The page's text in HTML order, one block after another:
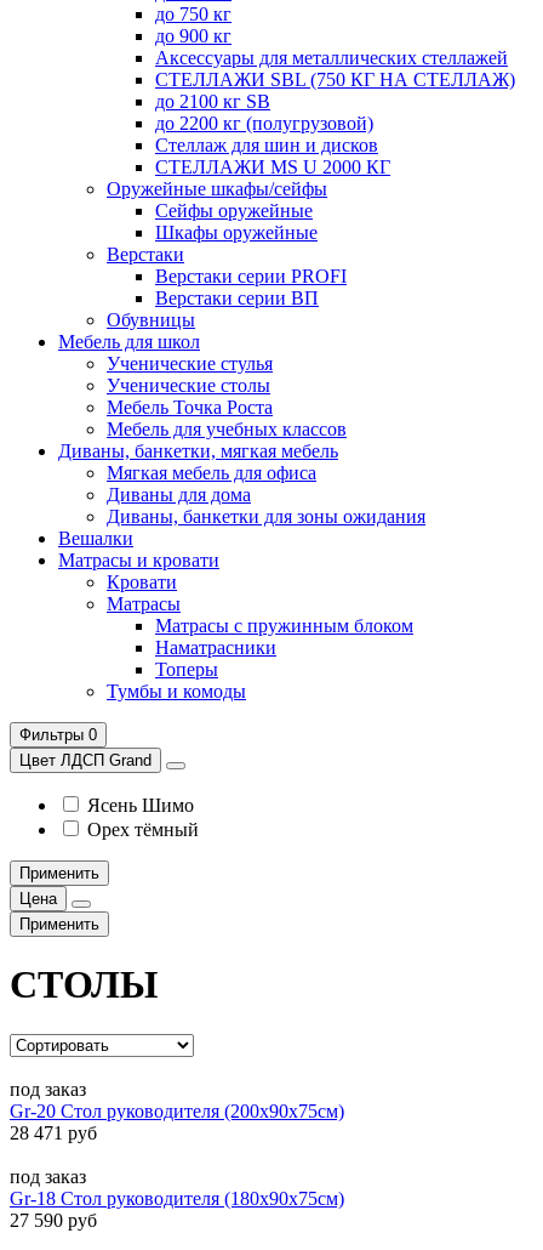
до 750 кг
до 900 кг
Аксессуары для металлических стеллажей
СТЕЛЛАЖИ SBL (750 КГ НА СТЕЛЛАЖ)
до 2100 кг SB
до 2200 кг (полугрузовой)
Стеллаж для шин и дисков
СТЕЛЛАЖИ MS U 2000 КГ
Оружейные шкафы/сейфы
Сейфы оружейные
Шкафы оружейные
Верстаки
Верстаки серии PROFI
Верстаки серии ВП
Обувницы
Мебель для школ
Ученические стулья
Ученические столы
Мебель Точка Роста
Мебель для учебных классов
Диваны, банкетки, мягкая мебель
Мягкая мебель для офиса
Диваны для дома
Диваны, банкетки для зоны ожидания
Вешалки
Матрасы и кровати
Кровати
Матрасы
Матрасы с пружинным блоком
Наматрасники
Топеры
Тумбы и комоды
Фильтры 0
Цвет ЛДСП Grand
Ясень Шимо
Орех тёмный
Применить
Цена
Применить
СТОЛЫ
под заказ
Gr-20 Стол руководителя (200x90x75см)
28 471 руб
под заказ
Gr-18 Стол руководителя (180x90x75см)
27 590 руб